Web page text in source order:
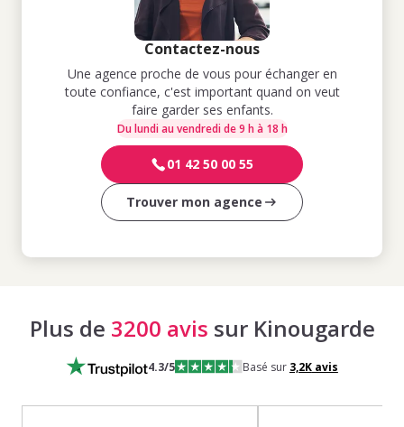
Contactez-nous
Une agence proche de vous pour échanger en
toute confiance, c'est important quand on veut
faire garder ses enfants.
Du lundi au vendredi de 9 h à 18 h
01 42 50 00 55
Trouver mon agence
Plus de 3200 avis sur Kinougarde
4.3/5 Basé sur 3,2Kavis